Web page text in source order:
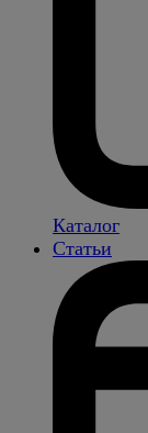
Каталог
Статьи